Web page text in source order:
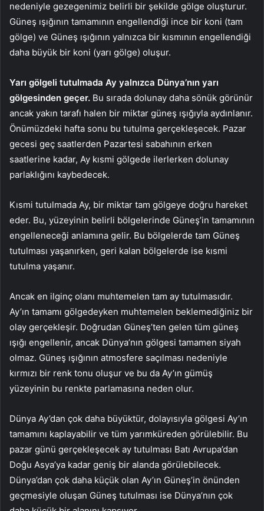
nedeniyle gezegenimiz belirli bir şekilde gölge oluşturur.
Güneş ışığının tamamının engellendiği ince bir koni (tam
gölge) ve Güneş ışığının yalnızca bir kısmının engellendiği
daha büyük bir koni (yarı gölge) oluşur.
Yarı gölgeli tutulmada Ay yalnızca Dünya’nın yarı
gölgesinden geçer. Bu sırada dolunay daha sönük görünür
ancak yakın tarafı halen bir miktar güneş ışığıyla aydınlanır.
Önümüzdeki hafta sonu bu tutulma gerçekleşecek. Pazar
gecesi geç saatlerden Pazartesi sabahının erken
saatlerine kadar, Ay kısmi gölgede ilerlerken dolunay
parlaklığını kaybedecek.
Kısmi tutulmada Ay, bir miktar tam gölgeye doğru hareket
eder. Bu, yüzeyinin belirli bölgelerinde Güneş’in tamamının
engelleneceği anlamına gelir. Bu bölgelerde tam Güneş
tutulması yaşanırken, geri kalan bölgelerde ise kısmi
tutulma yaşanır.
Ancak en ilginç olanı muhtemelen tam ay tutulmasıdır.
Ay’ın tamamı gölgedeyken muhtemelen beklemediğiniz bir
olay gerçekleşir. Doğrudan Güneş’ten gelen tüm güneş
ışığı engellenir, ancak Dünya’nın gölgesi tamamen siyah
olmaz. Güneş ışığının atmosfere saçılması nedeniyle
kırmızı bir renk tonu oluşur ve bu da Ay’ın gümüş
yüzeyinin bu renkte parlamasına neden olur.
Dünya Ay’dan çok daha büyüktür, dolayısıyla gölgesi Ay’ın
tamamını kaplayabilir ve tüm yarımküreden görülebilir. Bu
pazar günü gerçekleşecek ay tutulması Batı Avrupa’dan
Doğu Asya’ya kadar geniş bir alanda görülebilecek.
Dünya’dan çok daha küçük olan Ay’ın Güneş’in önünden
geçmesiyle oluşan Güneş tutulması ise Dünya’nın çok